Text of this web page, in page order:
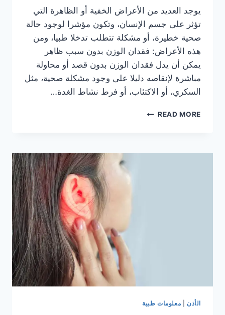
يوجد العديد من الأعراض الخفية أو الظاهرة التي
تؤثر على جسم الإنسان، وتكون مؤشرا لوجود حالة
صحية خطيرة، أو مشكلة تتطلب تدخلا طبيا، ومن
هذه الأعراض: فقدان الوزن بدون سبب ظاهر
يمكن أن يدل فقدان الوزن بدون قصد أو محاولة
مباشرة لإنقاصه دليلا على وجود مشكلة صحية، مثل
السكري، أو الاكتئاب، أو فرط نشاط الغدة…
READ MOREعلامات
جسمك
الأذن| معلومات طبية